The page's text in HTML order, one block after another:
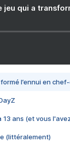
jeu qui a
l’ennui en
13 ans (et vous
(littéralement)